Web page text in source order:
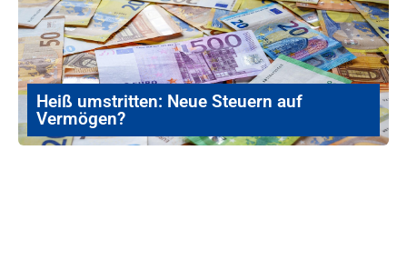
Heiß umstritten: Neue Steuern auf
Vermögen?